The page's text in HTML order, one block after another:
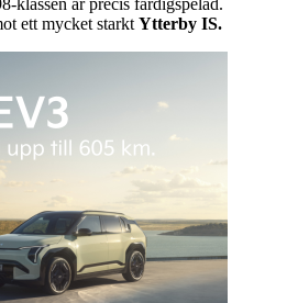
klassen är precis färdigspelad.
ett mycket starkt Ytterby IS.